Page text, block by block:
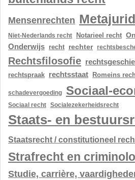
Mensenrechten
Niet-Nederlands recht
Notarieel recht
Onderwijs recht rechter
Rechtsfilosofie
rechtspraak rechtsstaat Romeins
schadevergoeding Sociaal-
Sociaal recht Socialezekerheidsrecht
Staats- en
Staatsrecht / constitutioneel
Strafrecht en
Studie, carrière,